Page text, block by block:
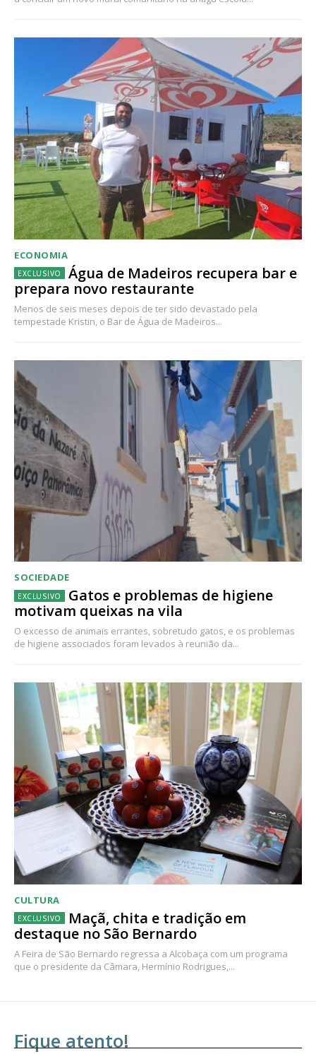
ECONOMIA
Água de Madeiros recupera bar e
prepara novo restaurante
Menos de seis meses depois de ter sido devastado pela
tempestade Kristin, o Bar de Água de Madeiros...
SOCIEDADE
Gatos e problemas de higiene
motivam queixas na vila
O excesso de animais errantes, sobretudo gatos, e os problemas
de higiene associados foram levados à reunião da...
CULTURA
Maçã, chita e tradição em
destaque no São Bernardo
A Feira de São Bernardo regressa a Alcobaça com um programa
que o presidente da Câmara, Hermínio Rodrigues,...
Fique atento!